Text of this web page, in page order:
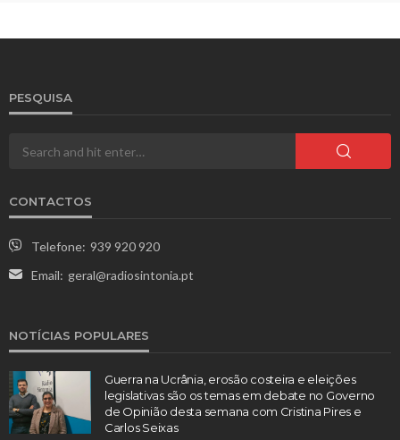
PESQUISA
CONTACTOS
Telefone: 939 920 920
Email: geral@radiosintonia.pt
NOTÍCIAS POPULARES
Guerra na Ucrânia, erosão costeira e eleições
legislativas são os temas em debate no Governo
de Opinião desta semana com Cristina Pires e
Carlos Seixas